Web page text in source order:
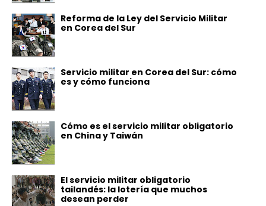
Reforma de la Ley del Servicio Militar
en Corea del Sur
Servicio militar en Corea del Sur: cómo
es y cómo funciona
Cómo es el servicio militar obligatorio
en China y Taiwán
El servicio militar obligatorio
tailandés: la lotería que muchos
desean perder